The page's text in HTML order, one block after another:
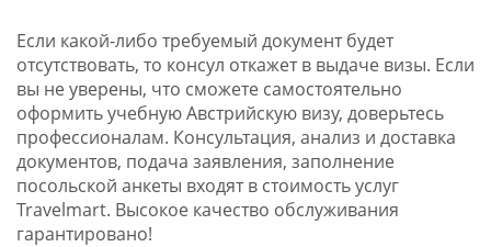
Если какой-либо требуемый документ будет
отсутствовать, то консул откажет в выдаче визы. Если
вы не уверены, что сможете самостоятельно
оформить учебную Австрийскую визу, доверьтесь
профессионалам. Консультация, анализ и доставка
документов, подача заявления, заполнение
посольской анкеты входят в стоимость услуг
Travelmart. Высокое качество обслуживания
гарантировано!